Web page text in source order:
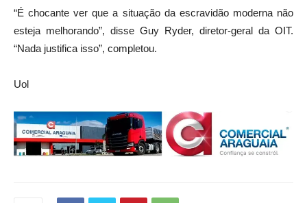
“É chocante ver que a situação da escravidão moderna não
esteja melhorando”, disse Guy Ryder, diretor-geral da OIT.
“Nada justifica isso”, completou.
Uol